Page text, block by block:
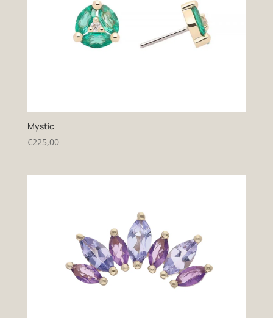
Mystic
€225,00